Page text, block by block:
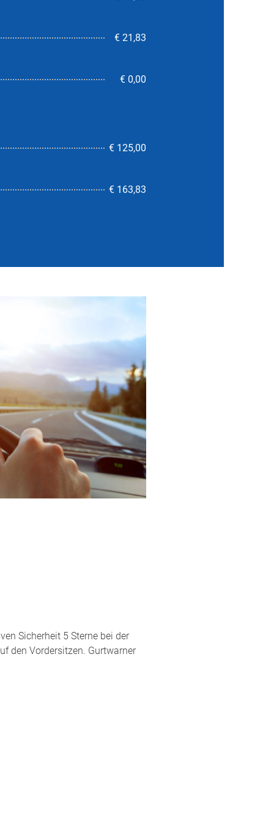
€ 21,83
€ 0,00
€ 125,00
€ 163,83
Sicherheit 5 Sterne bei der
den Vordersitzen. Gurtwarner